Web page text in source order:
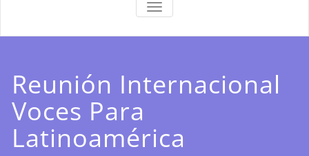
ALTERNAR
LA
Reunión Internacional
Voces Para
Latinoamérica